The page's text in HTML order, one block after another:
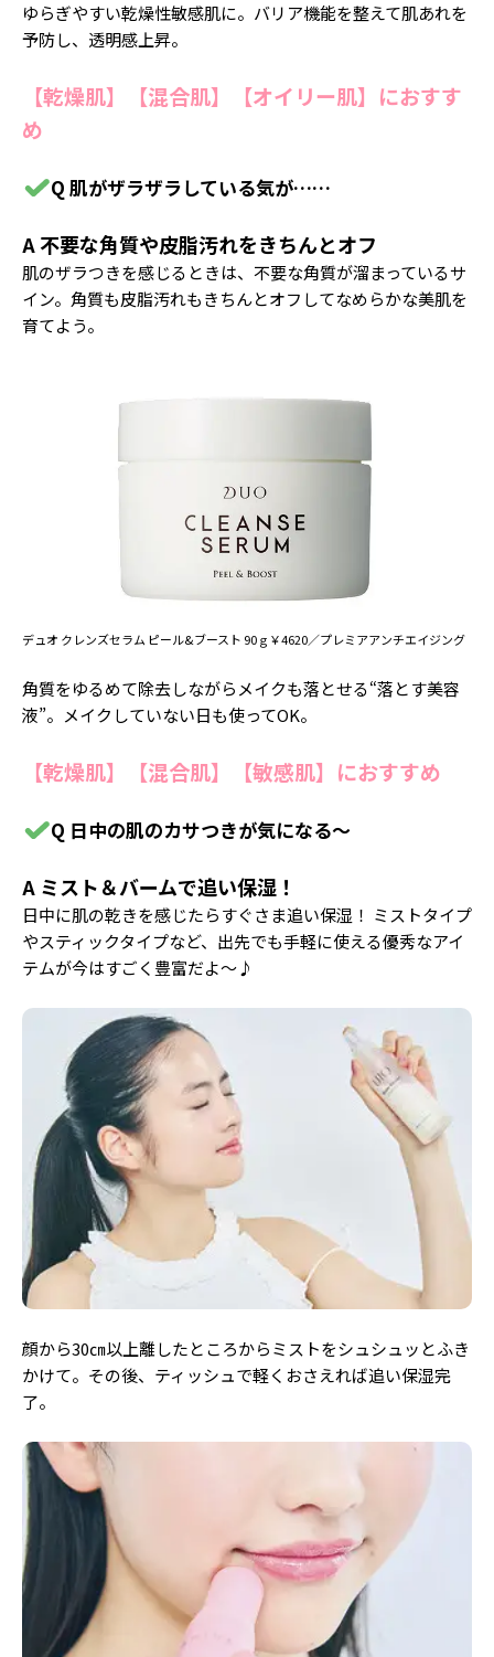
ゆらぎやすい乾燥性敏感肌に。バリア機能を整えて肌あれを
予防し、透明感上昇。
【乾燥肌】【混合肌】【オイリー肌】におすす
め
Q 肌がザラザラしている気が……
A 不要な角質や皮脂汚れをきちんとオフ
肌のザラつきを感じるときは、不要な角質が溜まっているサ
イン。角質も皮脂汚れもきちんとオフしてなめらかな美肌を
育てよう。
デュオ クレンズセラム ピール&ブースト 90ｇ￥4620／プレミアアンチエイジング
角質をゆるめて除去しながらメイクも落とせる“落とす美容
液”。メイクしていない日も使ってOK。
【乾燥肌】【混合肌】【敏感肌】におすすめ
Q 日中の肌のカサつきが気になる〜
A ミスト＆バームで追い保湿！
日中に肌の乾きを感じたらすぐさま追い保湿！ ミストタイプ
やスティックタイプなど、出先でも手軽に使える優秀なアイ
テムが今はすごく豊富だよ〜♪
顔から30㎝以上離したところからミストをシュシュッとふき
かけて。その後、ティッシュで軽くおさえれば追い保湿完
了。